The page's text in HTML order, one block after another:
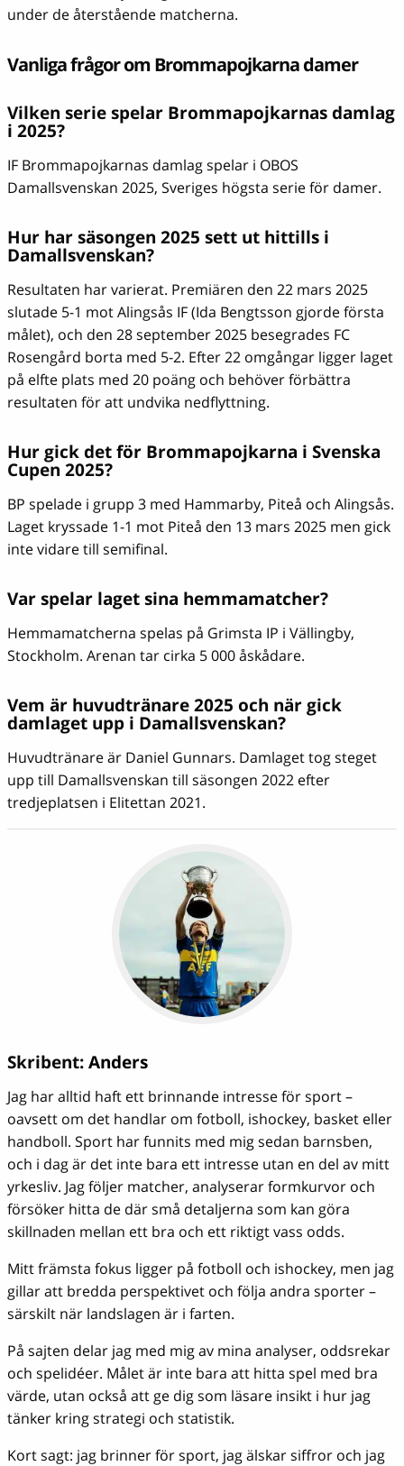
under de återstående matcherna.
Vanliga frågor om Brommapojkarna damer
Vilken serie spelar Brommapojkarnas damlag
i 2025?
IF Brommapojkarnas damlag spelar i OBOS
Damallsvenskan 2025, Sveriges högsta serie för damer.
Hur har säsongen 2025 sett ut hittills i
Damallsvenskan?
Resultaten har varierat. Premiären den 22 mars 2025
slutade 5-1 mot Alingsås IF (Ida Bengtsson gjorde första
målet), och den 28 september 2025 besegrades FC
Rosengård borta med 5-2. Efter 22 omgångar ligger laget
på elfte plats med 20 poäng och behöver förbättra
resultaten för att undvika nedflyttning.
Hur gick det för Brommapojkarna i Svenska
Cupen 2025?
BP spelade i grupp 3 med Hammarby, Piteå och Alingsås.
Laget kryssade 1-1 mot Piteå den 13 mars 2025 men gick
inte vidare till semifinal.
Var spelar laget sina hemmamatcher?
Hemmamatcherna spelas på Grimsta IP i Vällingby,
Stockholm. Arenan tar cirka 5 000 åskådare.
Vem är huvudtränare 2025 och när gick
damlaget upp i Damallsvenskan?
Huvudtränare är Daniel Gunnars. Damlaget tog steget
upp till Damallsvenskan till säsongen 2022 efter
tredjeplatsen i Elitettan 2021.
Skribent:Anders
Jag har alltid haft ett brinnande intresse för sport –
oavsett om det handlar om fotboll, ishockey, basket eller
handboll. Sport har funnits med mig sedan barnsben,
och i dag är det inte bara ett intresse utan en del av mitt
yrkesliv. Jag följer matcher, analyserar formkurvor och
försöker hitta de där små detaljerna som kan göra
skillnaden mellan ett bra och ett riktigt vass odds.
Mitt främsta fokus ligger på fotboll och ishockey, men jag
gillar att bredda perspektivet och följa andra sporter –
särskilt när landslagen är i farten.
På sajten delar jag med mig av mina analyser, oddsrekar
och spelidéer. Målet är inte bara att hitta spel med bra
värde, utan också att ge dig som läsare insikt i hur jag
tänker kring strategi och statistik.
Kort sagt: jag brinner för sport, jag älskar siffror och jag